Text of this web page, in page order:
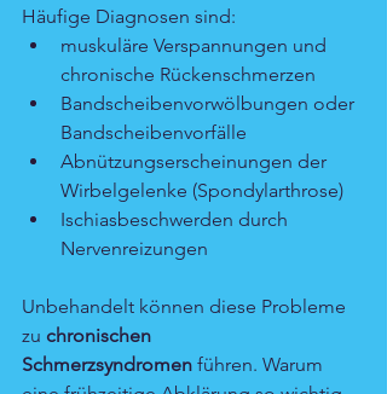
Häufige Diagnosen sind:
muskuläre Verspannungen und
chronische Rückenschmerzen
Bandscheibenvorwölbungen oder
Bandscheibenvorfälle
Abnützungserscheinungen der
Wirbelgelenke (Spondylarthrose)
Ischiasbeschwerden durch
Nervenreizungen
Unbehandelt können diese Probleme
zu chronischen
Schmerzsyndromen führen. Warum